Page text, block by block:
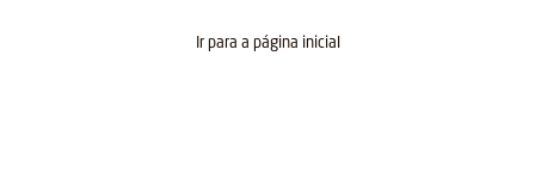
Ir para a página inicial